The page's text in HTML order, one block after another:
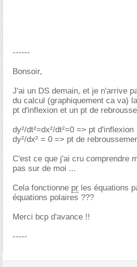
------
Bonsoir,
J'ai un DS demain, et je n'arrive
du calcul (graphiquement ca va)
pt d'inflexion et un pt de
dy²/dt²=dx²/dt²=0 => pt d'inflexion
dy²/dx² = 0 => pt de
C'est ce que j'ai cru comprendre
pas sur de moi ...
Cela fonctionne pr les équations
équations polaires ???
Merci bcp d'avance !!
-----